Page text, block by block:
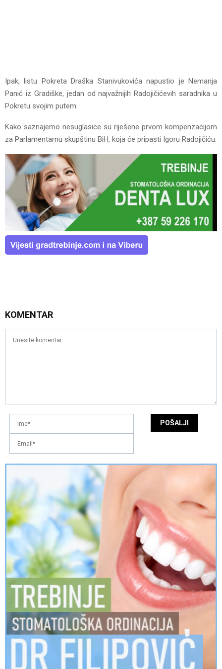
Ipak, listu Pokreta Draška Stanivukovića napustio je Nemanja
Panić iz Gradiške, jedan od najvažnijih Radojičićevih saradnika u
Pokretu svojim putem.
Kako saznajemo nesuglasice su riješene prvom kompenzacijom
za Parlamentarnu skupštinu BiH, koja će pripasti Igoru Radojičiću.
KOMENTAR